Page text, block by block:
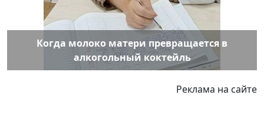
Когда молоко матери превращается в
алкогольный коктейль
Реклама на сайте